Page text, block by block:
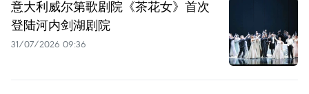
意大利威尔第歌剧院《茶花女》首次
登陆河内剑湖剧院
31/07/2026 09:36